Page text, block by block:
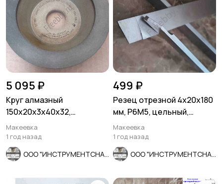
5 095 ₽
Круг алмазный
150х20х3х40х32,
чашечный, АС4, 12А2-45,
зерно 125/100.
Макеевка
1 год назад
499 ₽
Резец отрезной 4х20х180
мм, Р6М5, цельный,
пластинчатый.
Макеевка
1 год назад